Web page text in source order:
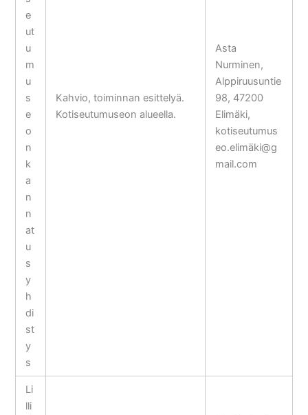
e
ut
u
m
u
s
e
o
n
k
a
n
n
at
u
s
y
h
di
st
y
s
Kahvio, toiminnan esittelyä.
Kotiseutumuseon alueella.
Asta
Nurminen,
Alppiruusuntie
98, 47200
Elimäki,
kotiseutumus
eo.elimäki@g
mail.com
Li
lli